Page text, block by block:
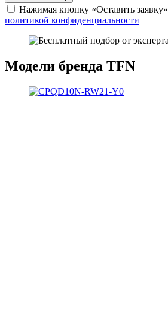
Нажимая кнопку «Оставить
политикой конфиденциальности
Модели бренда TFN